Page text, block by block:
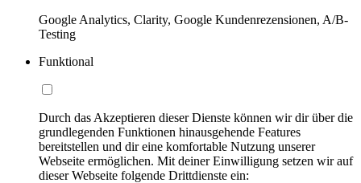
Google Analytics, Clarity, Google Kundenrezensionen, A/B-
Testing
Funktional
Durch das Akzeptieren dieser Dienste können wir dir über die
grundlegenden Funktionen hinausgehende Features
bereitstellen und dir eine komfortable Nutzung unserer
Webseite ermöglichen. Mit deiner Einwilligung setzen wir auf
dieser Webseite folgende Drittdienste ein: